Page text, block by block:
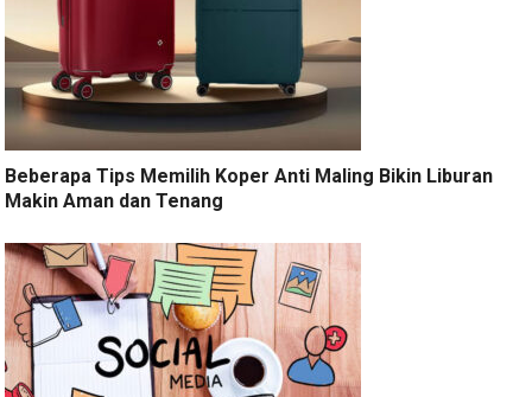
Beberapa Tips Memilih Koper Anti Maling Bikin Liburan
Makin Aman dan Tenang